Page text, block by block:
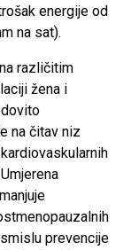
energije od
na sat).
različitim
žena i
na čitav niz
prevencije